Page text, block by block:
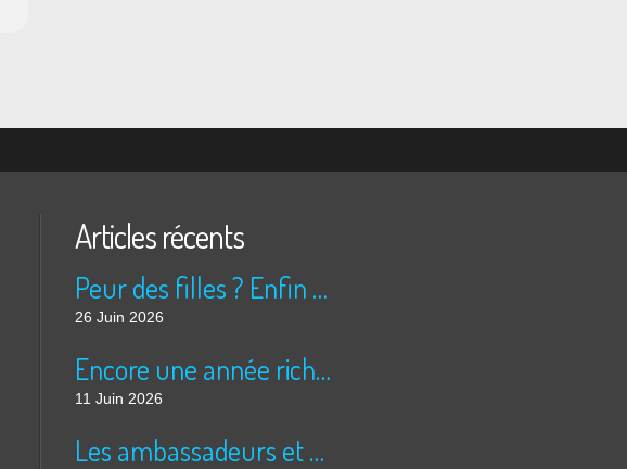
Articles récents
Peur des filles ? Enfin rassuré ?
26 Juin 2026
Encore une année riche en cinéma pour Super 8 !
11 Juin 2026
Les ambassadeurs et SUPER 8 - La solidarité en action